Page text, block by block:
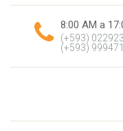
8:00 AM a
(+593)
(+593)